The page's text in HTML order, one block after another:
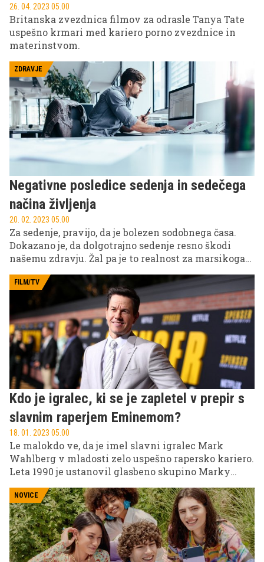
26. 04. 2023 05.00
Britanska zvezdnica filmov za odrasle Tanya Tate
uspešno krmari med kariero porno zvezdnice in
materinstvom.
ZDRAVJE
Negativne posledice sedenja in sedečega
načina življenja
20. 02. 2023 05.00
Za sedenje, pravijo, da je bolezen sodobnega časa.
Dokazano je, da dolgotrajno sedenje resno škodi
našemu zdravju. Žal pa je to realnost za marsikoga
pisarniško delo. Če se za povrh v službo še vozite in
po službi radi odpočijete na kavču, hitro ugotovite,
da presedite velik del dneva.
FILM/TV
Kdo je igralec, ki se je zapletel v prepir s
slavnim raperjem Eminemom?
18. 01. 2023 05.00
Le malokdo ve, da je imel slavni igralec Mark
Wahlberg v mladosti zelo uspešno rapersko kariero.
Leta 1990 je ustanovil glasbeno skupino Marky
platinasti album. Kljub temu da so bili kot skupina
zelo uspešni, pa si je Mark na grbo nakopal
dolgoletnega rivala, ki je bil nihče drug kot
legendarni 'Slim Shady' (Eminem).
NOVICE